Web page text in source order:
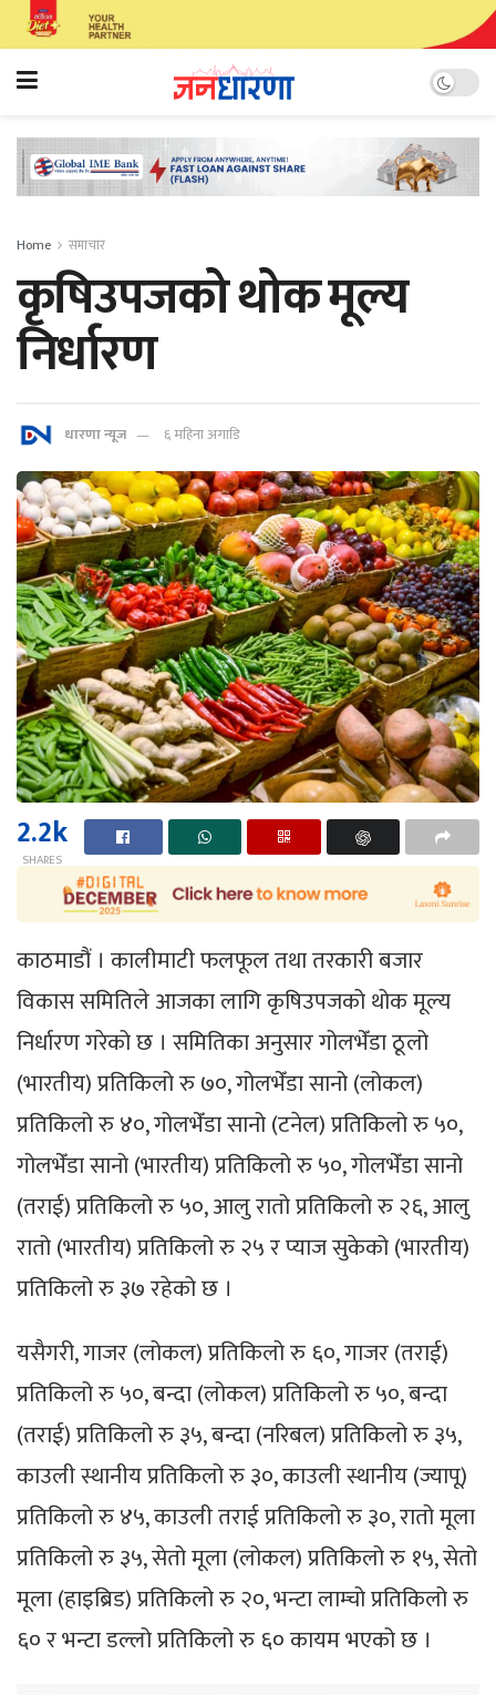
Home समाचार
कृषिउपजको थोक मूल्य
निर्धारण
धारणा न्यूज ६ महिना अगाडि
2.2k
SHARES
काठमाडौं । कालीमाटी फलफूल तथा तरकारी बजार
विकास समितिले आजका लागि कृषिउपजको थोक मूल्य
निर्धारण गरेको छ । समितिका अनुसार गोलभेँडा ठूलो
(भारतीय) प्रतिकिलो रु ७०, गोलभेँडा सानो (लोकल)
प्रतिकिलो रु ४०, गोलभेँडा सानो (टनेल) प्रतिकिलो रु ५०,
गोलभेँडा सानो (भारतीय) प्रतिकिलो रु ५०, गोलभेँडा सानो
(तराई) प्रतिकिलो रु ५०, आलु रातो प्रतिकिलो रु २६, आलु
रातो (भारतीय) प्रतिकिलो रु २५ र प्याज सुकेको (भारतीय)
प्रतिकिलो रु ३७ रहेको छ ।
यसैगरी, गाजर (लोकल) प्रतिकिलो रु ६०, गाजर (तराई)
प्रतिकिलो रु ५०, बन्दा (लोकल) प्रतिकिलो रु ५०, बन्दा
(तराई) प्रतिकिलो रु ३५, बन्दा (नरिबल) प्रतिकिलो रु ३५,
काउली स्थानीय प्रतिकिलो रु ३०, काउली स्थानीय (ज्यापू)
प्रतिकिलो रु ४५, काउली तराई प्रतिकिलो रु ३०, रातो मूला
प्रतिकिलो रु ३५, सेतो मूला (लोकल) प्रतिकिलो रु १५, सेतो
मूला (हाइब्रिड) प्रतिकिलो रु २०, भन्टा लाम्चो प्रतिकिलो रु
६० र भन्टा डल्लो प्रतिकिलो रु ६० कायम भएको छ ।